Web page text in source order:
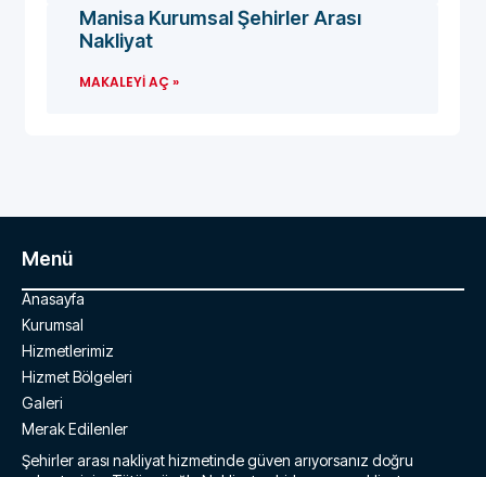
Manisa Kurumsal Şehirler Arası
Nakliyat
MAKALEYI AÇ »
Menü
Anasayfa
Kurumsal
Hizmetlerimiz
Hizmet Bölgeleri
Galeri
Merak Edilenler
Şehirler arası nakliyat hizmetinde güven arıyorsanız doğru